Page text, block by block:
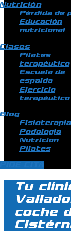
Pérdida de
Educación
nutricional
Pilates
terapéutico
Escuela de
espalda
Ejercicio
terapéutico
Fisioterapia
Podologia
Nutricion
Pilates
Tu
coche